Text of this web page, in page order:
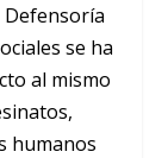
Defensoría
se ha
al mismo
humanos